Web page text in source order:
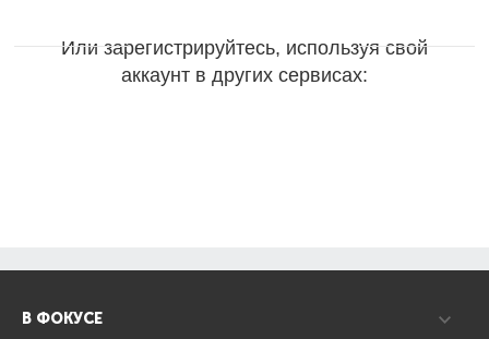
Или зарегистрируйтесь, используя свой
аккаунт в других сервисах:
В ФОКУСЕ